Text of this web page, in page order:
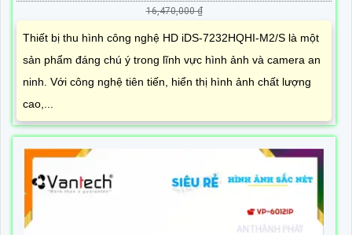
16,470,000 ₫
Thiết bị thu hình công nghệ HD iDS-7232HQHI-M2/S là một
sản phẩm đáng chú ý trong lĩnh vực hình ảnh và camera an
ninh. Với công nghệ tiên tiến, hiển thị hình ảnh chất lượng
cao,...